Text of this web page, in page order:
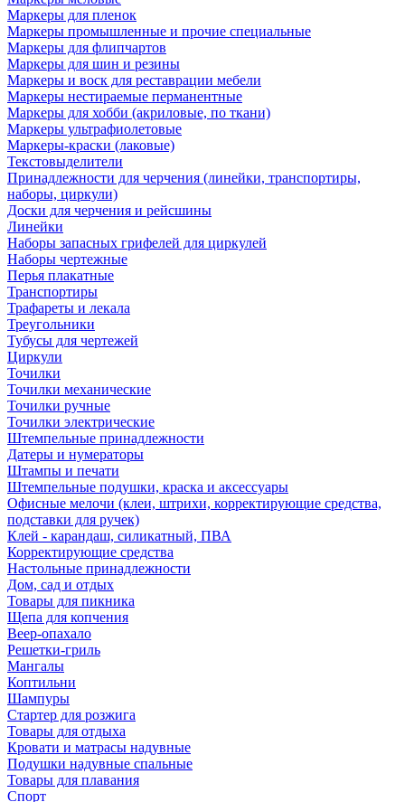
Маркеры для пленок
Маркеры промышленные и прочие специальные
Маркеры для флипчартов
Маркеры для шин и резины
Маркеры и воск для реставрации мебели
Маркеры нестираемые перманентные
Маркеры для хобби (акриловые, по ткани)
Маркеры ультрафиолетовые
Маркеры-краски (лаковые)
Текстовыделители
Принадлежности для черчения (линейки, транспортиры,
наборы, циркули)
Доски для черчения и рейсшины
Линейки
Наборы запасных грифелей для циркулей
Наборы чертежные
Перья плакатные
Транспортиры
Трафареты и лекала
Треугольники
Тубусы для чертежей
Циркули
Точилки
Точилки механические
Точилки ручные
Точилки электрические
Штемпельные принадлежности
Датеры и нумераторы
Штампы и печати
Штемпельные подушки, краска и аксессуары
Офисные мелочи (клеи, штрихи, корректирующие средства,
подставки для ручек)
Клей - карандаш, силикатный, ПВА
Корректирующие средства
Настольные принадлежности
Дом, сад и отдых
Товары для пикника
Щепа для копчения
Веер-опахало
Решетки-гриль
Мангалы
Коптильни
Шампуры
Стартер для розжига
Товары для отдыха
Кровати и матрасы надувные
Подушки надувные спальные
Товары для плавания
Спорт